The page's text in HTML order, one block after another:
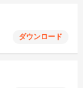
ダウンロード